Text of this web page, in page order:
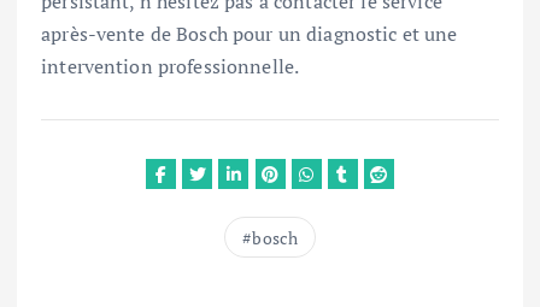
après-vente de Bosch pour un diagnostic et une
intervention professionnelle.
bosch